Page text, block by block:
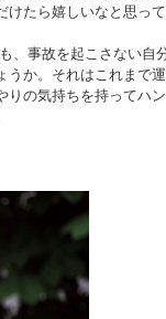
けたら嬉しいなと思っ
、事故を起こさない自
うか。それはこれまで
りの気持ちを持ってハ